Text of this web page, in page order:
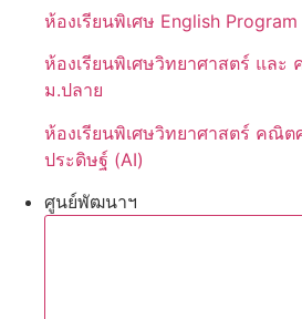
ห้องเรียนพิเศษ English
ห้องเรียนพิเศษวิทยาศาสตร์ และ
ม.ปลาย
ห้องเรียนพิเศษวิทยาศาสตร์ คณิ
ประดิษฐ์ (AI)
ศูนย์พัฒนาฯ